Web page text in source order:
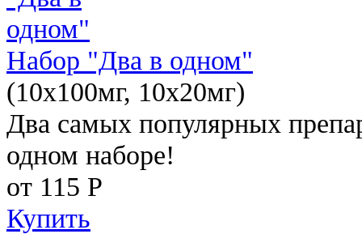
Набор "Два в одном"
(10x100мг, 10x20мг)
Два самых популярных
одном наборе!
от 115 Р
Купить